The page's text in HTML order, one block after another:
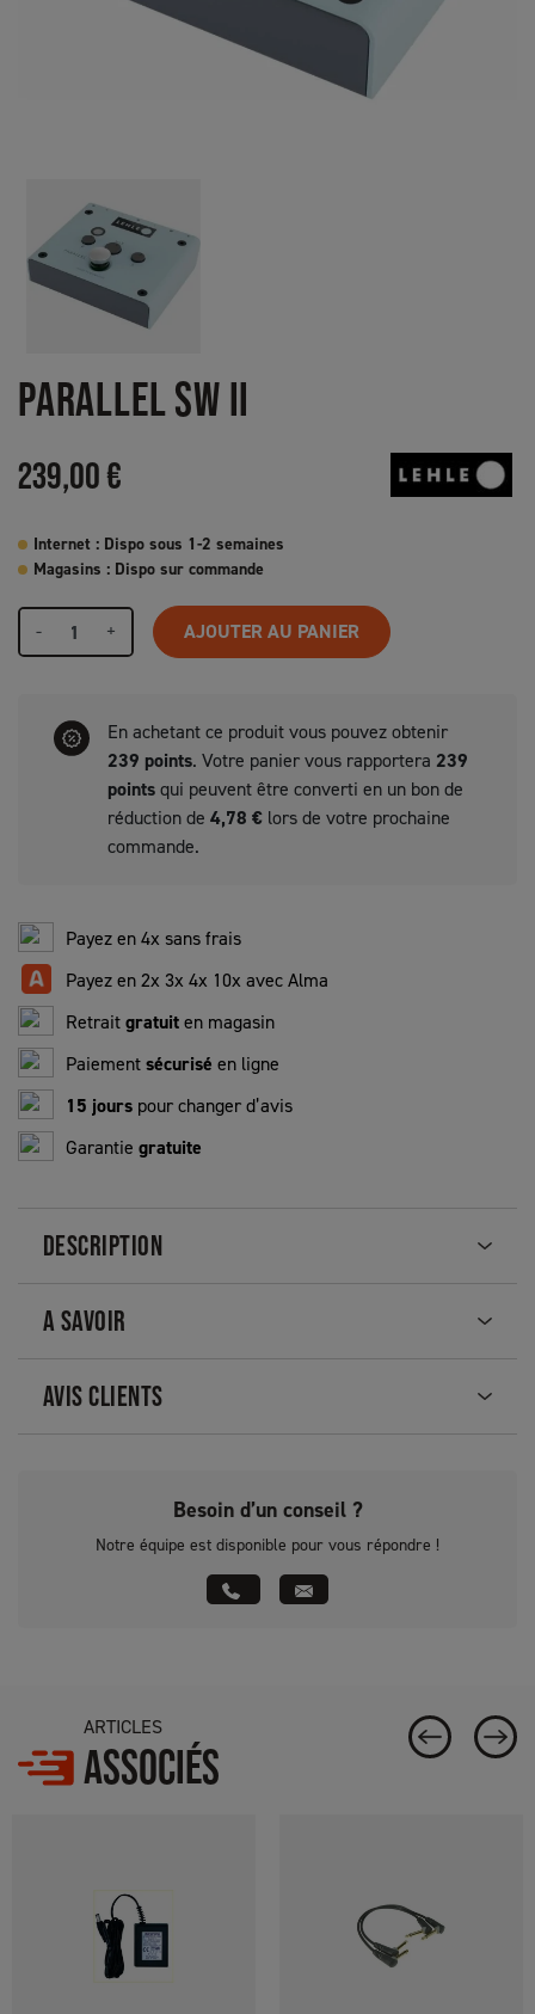
PARALLEL SW II
239,00 €
Internet : Dispo sous 1-2 semaines
Magasins : Dispo sur commande
- + AJOUTER AU PANIER
En achetant ce produit vous pouvez obtenir
239 points. Votre panier vous rapportera 239
pointsqui peuvent être converti en un bon de
réduction de 4,78 €lors de votre prochaine
commande.
Payez en 4x sans frais
Payez en 2x 3x 4x 10x avec Alma
Retraitgratuiten magasin
Paiementsécurisé en ligne
15 jours pour changer d’avis
Garantie gratuite
DESCRIPTION
A SAVOIR
AVIS CLIENTS
Besoin d’un conseil ?
Notre équipe est disponible pour vous répondre !
ARTICLES
ASSOCIÉS